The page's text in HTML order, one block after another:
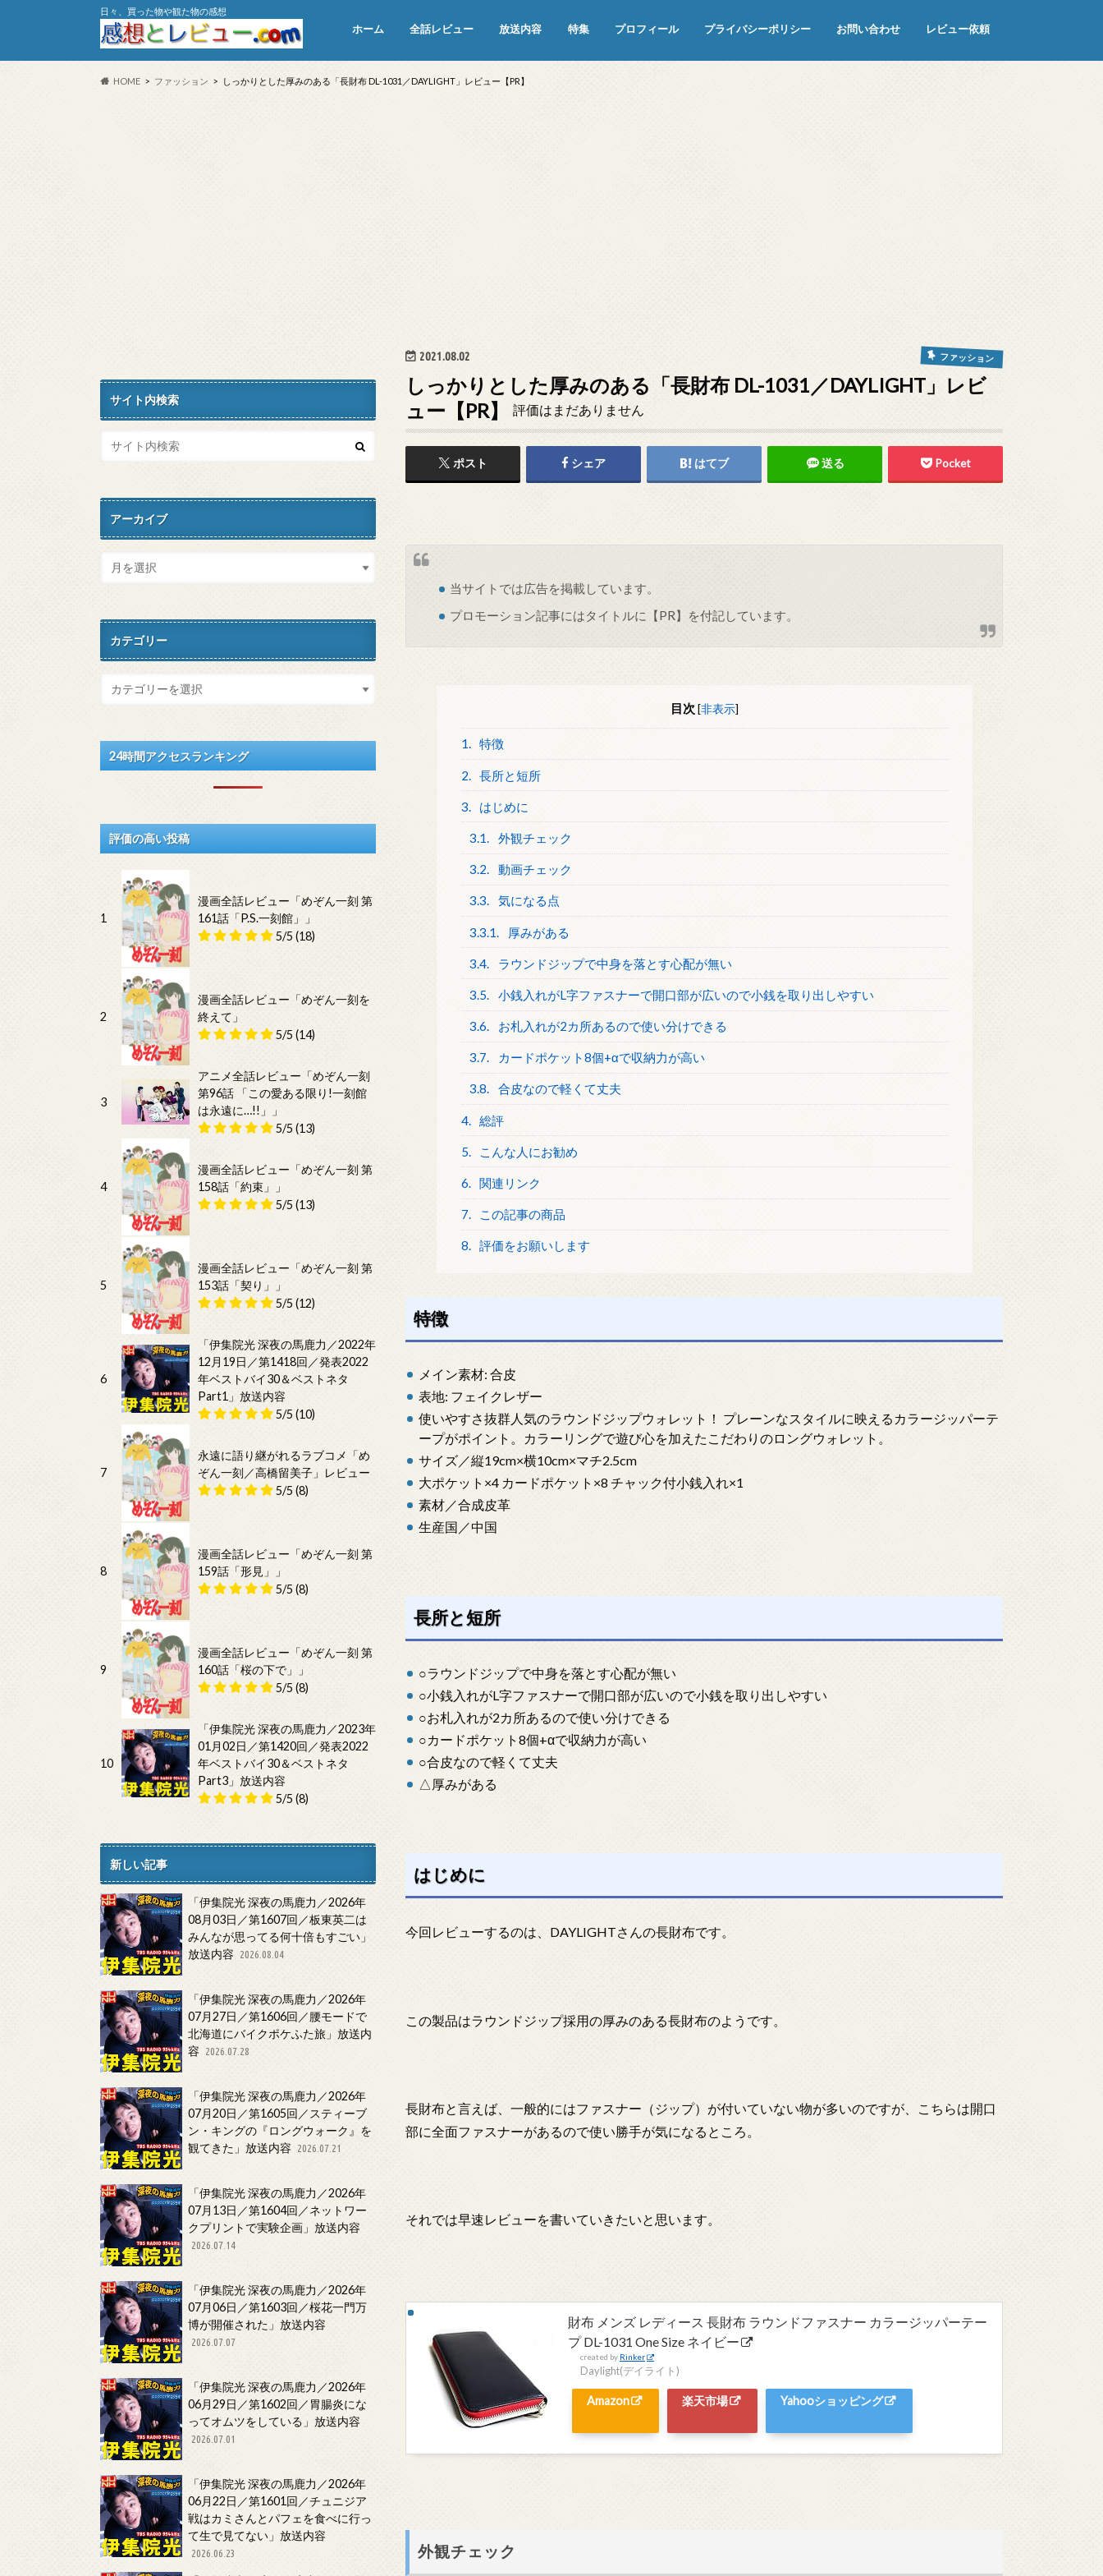
日々、買った物や観た物の感想
ホーム 全話レビュー 放送内容 特集 プロフィール プライバシーポリシー お問い合わせ レビュー依頼
HOME ファッション しっかりとした厚みのある「長財布 DL-1031／DAYLIGHT」レビュー【PR】
2021.08.02 ファッション
しっかりとした厚みのある「長財布 DL-1031／DAYLIGHT」レビ
ュー【PR】
評価はまだありません
ポスト シェア はてブ 送る Pocket
当サイトでは広告を掲載しています。
プロモーション記事にはタイトルに【PR】を付記しています。
目次 [非表示]
1. 特徴
2. 長所と短所
3. はじめに
3.1. 外観チェック
3.2. 動画チェック
3.3. 気になる点
3.3.1. 厚みがある
3.4. ラウンドジップで中身を落とす心配が無い
3.5. 小銭入れがL字ファスナーで開口部が広いので小銭を取り出しやすい
3.6. お札入れが2カ所あるので使い分けできる
3.7. カードポケット8個+αで収納力が高い
3.8. 合皮なので軽くて丈夫
4. 総評
5. こんな人にお勧め
6. 関連リンク
7. この記事の商品
8. 評価をお願いします
特徴
メイン素材: 合皮
表地: フェイクレザー
使いやすさ抜群人気のラウンドジップウォレット！ プレーンなスタイルに映えるカラージッパーテ
ープがポイント。カラーリングで遊び心を加えたこだわりのロングウォレット。
サイズ／縦19cm×横10cm×マチ2.5cm
大ポケット×4 カードポケット×8 チャック付小銭入れ×1
素材／合成皮革
生産国／中国
長所と短所
○ラウンドジップで中身を落とす心配が無い
○小銭入れがL字ファスナーで開口部が広いので小銭を取り出しやすい
○お札入れが2カ所あるので使い分けできる
○カードポケット8個+αで収納力が高い
○合皮なので軽くて丈夫
△厚みがある
はじめに
今回レビューするのは、DAYLIGHTさんの長財布です。
この製品はラウンドジップ採用の厚みのある長財布のようです。
長財布と言えば、一般的にはファスナー（ジップ）が付いていない物が多いのですが、こちらは開口
部に全面ファスナーがあるので使い勝手が気になるところ。
それでは早速レビューを書いていきたいと思います。
財布 メンズ レディース 長財布 ラウンドファスナー カラージッパーテー
プ DL-1031 One Size ネイビー
created by Rinker
Daylight(デイライト)
Amazon 楽天市場 Yahooショッピング
外観チェック
サイト内検索
アーカイブ
カテゴリー
24時間アクセスランキング
評価の高い投稿
1
漫画全話レビュー「めぞん一刻 第
161話「P.S.一刻館」」
5/5 (18)
2
漫画全話レビュー「めぞん一刻を
終えて」
5/5 (14)
3
アニメ全話レビュー「めぞん一刻
第96話 「この愛ある限り!一刻館
は永遠に…!!」」
5/5 (13)
4
漫画全話レビュー「めぞん一刻 第
158話「約束」」
5/5 (13)
5
漫画全話レビュー「めぞん一刻 第
153話「契り」」
5/5 (12)
6
「伊集院光 深夜の馬鹿力／2022年
12月19日／第1418回／発表2022
年ベストバイ30＆ベストネタ
Part1」放送内容
5/5 (10)
7
永遠に語り継がれるラブコメ「め
ぞん一刻／高橋留美子」レビュー
5/5 (8)
8
漫画全話レビュー「めぞん一刻 第
159話「形見」」
5/5 (8)
9
漫画全話レビュー「めぞん一刻 第
160話「桜の下で」」
5/5 (8)
10
「伊集院光 深夜の馬鹿力／2023年
01月02日／第1420回／発表2022
年ベストバイ30＆ベストネタ
Part3」放送内容
5/5 (8)
新しい記事
「伊集院光 深夜の馬鹿力／2026年
08月03日／第1607回／板東英二は
みんなが思ってる何十倍もすごい」
放送内容
2026.08.04
「伊集院光 深夜の馬鹿力／2026年
07月27日／第1606回／腰モードで
北海道にバイクポケふた旅」放送内
容
2026.07.28
「伊集院光 深夜の馬鹿力／2026年
07月20日／第1605回／スティーブ
ン・キングの『ロングウォーク』を
観てきた」放送内容
2026.07.21
「伊集院光 深夜の馬鹿力／2026年
07月13日／第1604回／ネットワー
クプリントで実験企画」放送内容
2026.07.14
「伊集院光 深夜の馬鹿力／2026年
07月06日／第1603回／桜花一門万
博が開催された」放送内容
2026.07.07
「伊集院光 深夜の馬鹿力／2026年
06月29日／第1602回／胃腸炎にな
ってオムツをしている」放送内容
2026.07.01
「伊集院光 深夜の馬鹿力／2026年
06月22日／第1601回／チュニジア
戦はカミさんとパフェを食べに行っ
て生で見てない」放送内容
2026.06.23